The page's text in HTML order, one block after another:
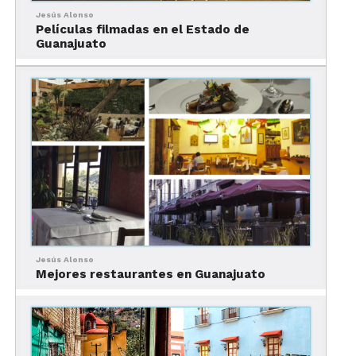
3. Leyenda: La condesa del
pedreguero
enorme fortuna e incomparable belleza conocida
por sus aventuras amorosas, crímenes y
Jesús Alonso
Películas filmadas en el Estado de
Guanajuato
Jesús Alonso
Mejores restaurantes en Guanajuato